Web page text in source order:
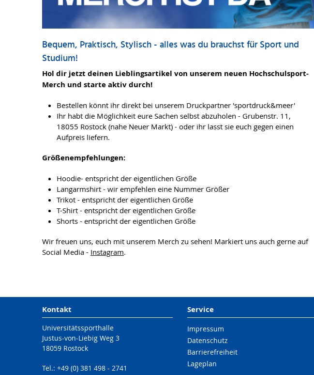
Bequem, Praktisch, Stylisch - alles was du brauchst für Sport und
Studium!
Hol dir jetzt deinen Lieblingsartikel von unserem neuen Hochschulsport-
Merch und starte aktiv durch!
Bestellen könnt ihr direkt bei unserem Druckpartner 'sportdruck&meer'
Ihr habt die Möglichkeit eure Sachen selbst abzuholen - Grubenstr. 11,
18055 Rostock (nahe Neuer Markt) - oder ihr lasst sie euch gegen einen
Aufpreis liefern.
Größenempfehlungen:
Hoodie- entspricht der eigentlichen Größe
Langarmshirt - wir empfehlen eine Nummer Größer
Trikot - entspricht der eigentlichen Größe
T-Shirt - entspricht der eigentlichen Größe
Shorts - entspricht der eigentlichen Größe
Wir freuen uns, euch mit unserem Merch zu sehen! Markiert uns auch gerne auf
Social Media - Instagram.
Kontakt
Universitätssporthalle
Justus-von-Liebig Weg 3
18059 Rostock
Tel.: +49 (0) 381 498 - 2741
Service
Impressum
Datenschutz
Barrierefreiheit
Lageplan